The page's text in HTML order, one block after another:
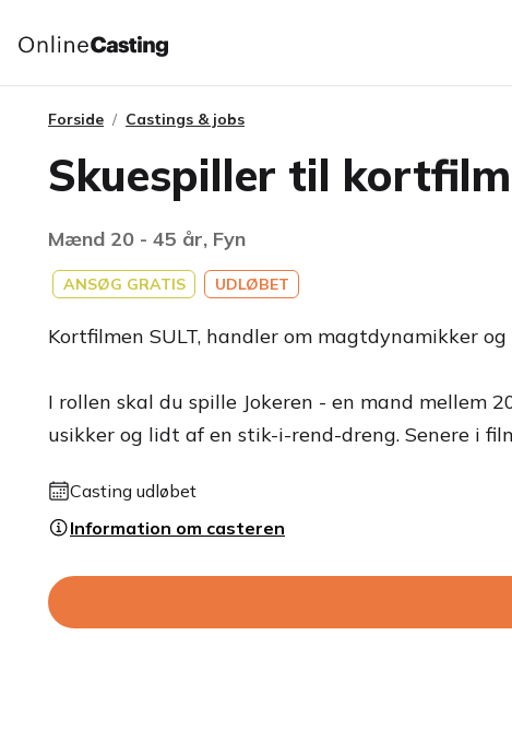
Forside Castings & jobs
Skuespiller til kortfilm
Mænd 20 - 45 år, Fyn
ANSØG GRATIS UDLØBET
Kortfilmen SULT, handler om magtdynamikker
I rollen skal du spille Jokeren - en mand mellem
usikker og lidt af en stik-i-rend-dreng. Senere i
Casting udløbet
Information om casteren